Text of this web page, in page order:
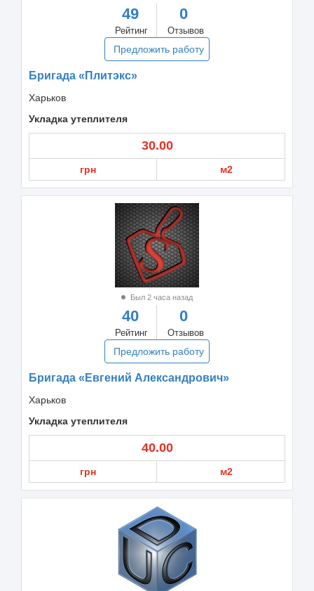
49
Рейтинг
0
Отзывов
Предложить работу
Бригада «Плитэкс»
Харьков
Укладка утеплителя
30.00
грн м2
Был 2 часа назад
40
Рейтинг
0
Отзывов
Предложить работу
Бригада «Евгений Александрович»
Харьков
Укладка утеплителя
40.00
грн м2